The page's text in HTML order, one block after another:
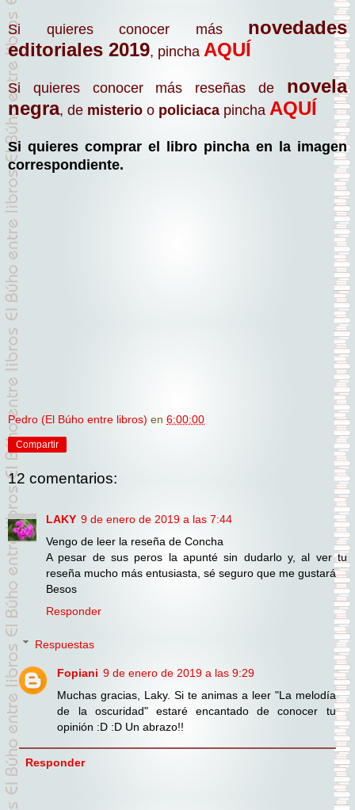
Si quieres conocer más novedades
editoriales 2019, pincha AQUÍ
Si quieres conocer más reseñas de novela
negra, de misterio o policiaca pincha AQUÍ
Si quieres comprar el libro pincha en la imagen
correspondiente.
Pedro (El Búho entre libros) en 6:00:00
Compartir
12 comentarios:
LAKY 9 de enero de 2019 a las 7:44
Vengo de leer la reseña de Concha
A pesar de sus peros la apunté sin dudarlo y, al ver tu
reseña mucho más entusiasta, sé seguro que me gustará
Besos
Responder
Respuestas
Fopiani 9 de enero de 2019 a las 9:29
Muchas gracias, Laky. Si te animas a leer "La melodía
de la oscuridad" estaré encantado de conocer tu
opinión :D :D Un abrazo!!
Responder